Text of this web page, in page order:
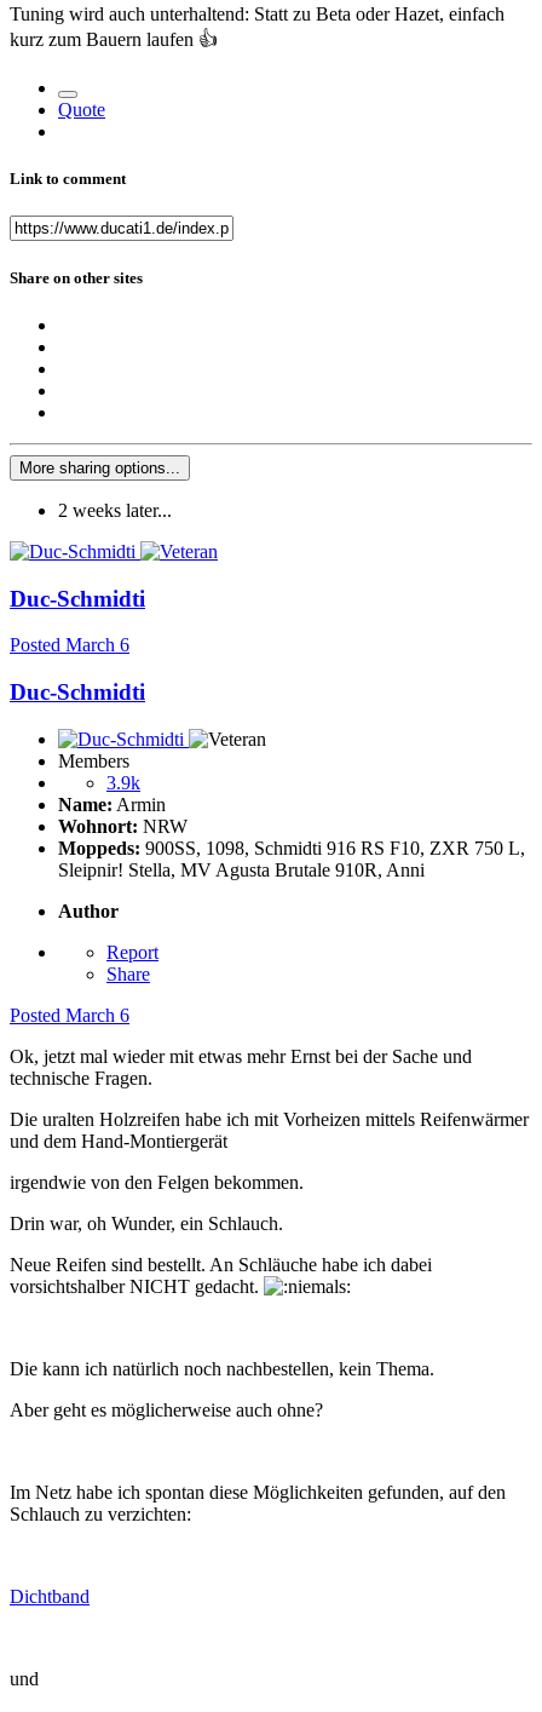
Tuning wird auch unterhaltend: Statt zu Beta oder Hazet, einfach
kurz zum Bauern laufen 👍
Quote
Link to comment
Share on other sites
More sharing options...
2 weeks later...
Duc-Schmidti
Posted March 6
Duc-Schmidti
Members
3.9k
Name: Armin
Wohnort: NRW
Moppeds: 900SS, 1098, Schmidti 916 RS F10, ZXR 750 L,
Sleipnir! Stella, MV Agusta Brutale 910R, Anni
Author
Report
Share
Posted March 6
Ok, jetzt mal wieder mit etwas mehr Ernst bei der Sache und
technische Fragen.
Die uralten Holzreifen habe ich mit Vorheizen mittels Reifenwärmer
und dem Hand-Montiergerät
irgendwie von den Felgen bekommen.
Drin war, oh Wunder, ein Schlauch.
Neue Reifen sind bestellt. An Schläuche habe ich dabei
vorsichtshalber NICHT gedacht.
Die kann ich natürlich noch nachbestellen, kein Thema.
Aber geht es möglicherweise auch ohne?
Im Netz habe ich spontan diese Möglichkeiten gefunden, auf den
Schlauch zu verzichten:
Dichtband
und